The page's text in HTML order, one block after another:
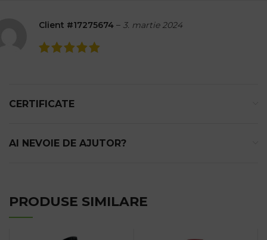
Client #17275674 – 3. martie 2024
CERTIFICATE
AI NEVOIE DE AJUTOR?
PRODUSE SIMILARE